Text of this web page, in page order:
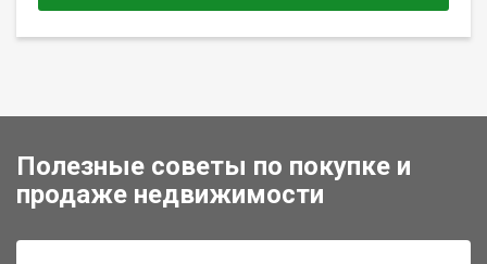
Полезные советы по покупке и
продаже недвижимости